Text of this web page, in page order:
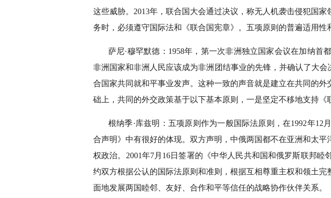
这些威胁。2013年，联合国大会通过决议，称无人机袭击侵犯国
务时，必须遵守国际法和《联合国宪章》。五项原则的普遍适用
萨尼·穆罕默德：1958年，第一次非洲独立国家会议在加纳
非洲国家和非洲人民应该成为非洲团结事业的先锋，并确认了大
合国家共同就和平事业发声。这种一致的声音就是建立在共同的
础上，共同的外交政策基于以下基本原则，一是坚定不移地支持
根纳季·库兹明：五项原则作为一般国际法原则，在1992年
合声明》中有很好的体现。双方声明，中俄两国都不在亚洲和太
权政治。2001年7月16日签署的《中华人民共和国和俄罗斯联邦
约双方根据公认的国际法原则和准则，根据互相尊重主权和领土
面地发展两国睦邻、友好、合作和平等信任的战略协作伙伴关系。